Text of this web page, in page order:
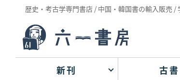
歴史・考古学専門書店 / 中国・韓国書の輸入販売 /
新刊 古書